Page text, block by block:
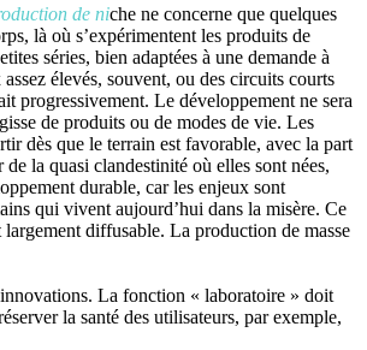
de niche ne concerne que quelques
là où s’expérimentent les produits de
séries, bien adaptées à une demande à
élevés, souvent, ou des circuits courts
progressivement. Le développement ne sera
de produits ou de modes de vie. Les
dès que le terrain est favorable, avec la part
la quasi clandestinité où elles sont nées,
durable, car les enjeux sont
qui vivent aujourd’hui dans la misère. Ce
diffusable. La production de masse
La fonction « laboratoire » doit
la santé des utilisateurs, par exemple,